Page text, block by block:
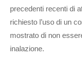
precedenti recenti di
richiesto l’uso di un
mostrato di non
inalazione.